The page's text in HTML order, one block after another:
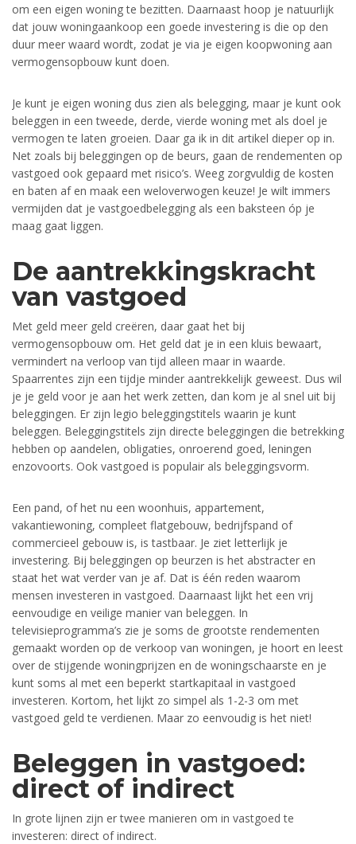
om een eigen woning te bezitten. Daarnaast hoop je natuurlijk
dat jouw woningaankoop een goede investering is die op den
duur meer waard wordt, zodat je via je eigen koopwoning aan
vermogensopbouw kunt doen.
Je kunt je eigen woning dus zien als belegging, maar je kunt ook
beleggen in een tweede, derde, vierde woning met als doel je
vermogen te laten groeien. Daar ga ik in dit artikel dieper op in.
Net zoals bij beleggingen op de beurs, gaan de rendementen op
vastgoed ook gepaard met risico’s. Weeg zorgvuldig de kosten
en baten af en maak een weloverwogen keuze! Je wilt immers
vermijden dat je vastgoedbelegging als een baksteen óp je
maag gaat liggen.
De aantrekkingskracht
van vastgoed
Met geld meer geld creëren, daar gaat het bij
vermogensopbouw om. Het geld dat je in een kluis bewaart,
vermindert na verloop van tijd alleen maar in waarde.
Spaarrentes zijn een tijdje minder aantrekkelijk geweest. Dus wil
je je geld voor je aan het werk zetten, dan kom je al snel uit bij
beleggingen. Er zijn legio beleggingstitels waarin je kunt
beleggen. Beleggingstitels zijn directe beleggingen die betrekking
hebben op aandelen, obligaties, onroerend goed, leningen
enzovoorts. Ook vastgoed is populair als beleggingsvorm.
Een pand, of het nu een woonhuis, appartement,
vakantiewoning, compleet flatgebouw, bedrijfspand of
commercieel gebouw is, is tastbaar. Je ziet letterlijk je
investering. Bij beleggingen op beurzen is het abstracter en
staat het wat verder van je af. Dat is één reden waarom
mensen investeren in vastgoed. Daarnaast lijkt het een vrij
eenvoudige en veilige manier van beleggen. In
televisieprogramma’s zie je soms de grootste rendementen
gemaakt worden op de verkoop van woningen, je hoort en leest
over de stijgende woningprijzen en de woningschaarste en je
kunt soms al met een beperkt startkapitaal in vastgoed
investeren. Kortom, het lijkt zo simpel als 1-2-3 om met
vastgoed geld te verdienen. Maar zo eenvoudig is het niet!
Beleggen in vastgoed:
direct of indirect
In grote lijnen zijn er twee manieren om in vastgoed te
investeren: direct of indirect.